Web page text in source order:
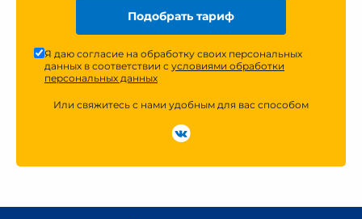
Подобрать тариф
Я даю согласие на обработку своих персональных
данных в соответствии с условиями обработки
персональных данных
Или свяжитесь с нами удобным для вас способом